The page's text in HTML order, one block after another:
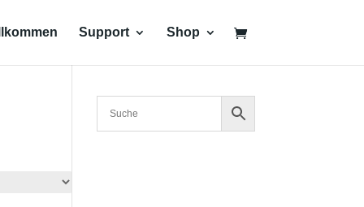
Support Shop